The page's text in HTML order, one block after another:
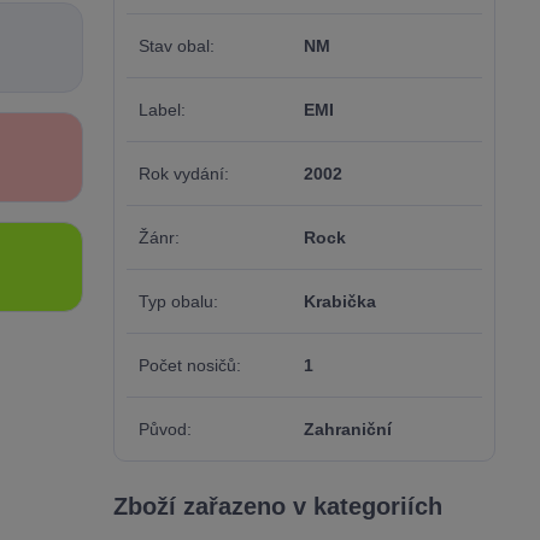
Stav obal NM
Label EMI
Rok vydání 2002
Žánr Rock
Typ obalu Krabička
Počet nosičů 1
Původ Zahraniční
Zboží zařazeno v kategoriích